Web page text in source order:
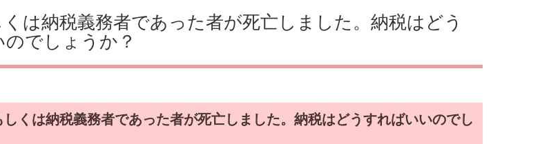
は納税義務者であった者が死亡しました。納税はどう
でしょうか？
しくは納税義務者であった者が死亡しました。納税はどうすればいいのでし